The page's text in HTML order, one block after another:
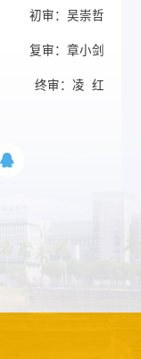
初审：吴崇哲
复审：章小剑
终审：凌 红